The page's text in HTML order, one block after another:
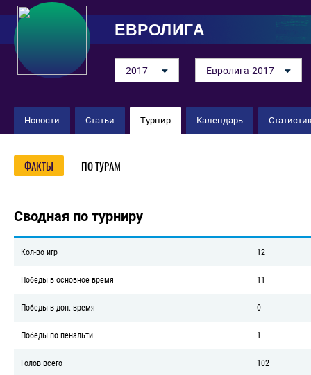
ЕВРОЛИГА
2017 Евролига-2017
Новости Статьи Турнир Календарь
Название турнира/О турнире/
ФАКТЫ ПО ТУРАМ
Сводная по турниру
Кол-во игр 12
Победы в основное время 11
Победы в доп. время 0
Победы по пенальти 1
Голов всего 102